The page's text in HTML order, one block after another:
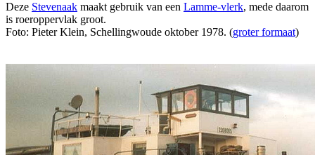
Deze Stevenaak maakt gebruik van een Lamme-vlerk, mede daarom
is roeroppervlak groot.
Foto: Pieter Klein, Schellingwoude oktober 1978. (groter formaat)